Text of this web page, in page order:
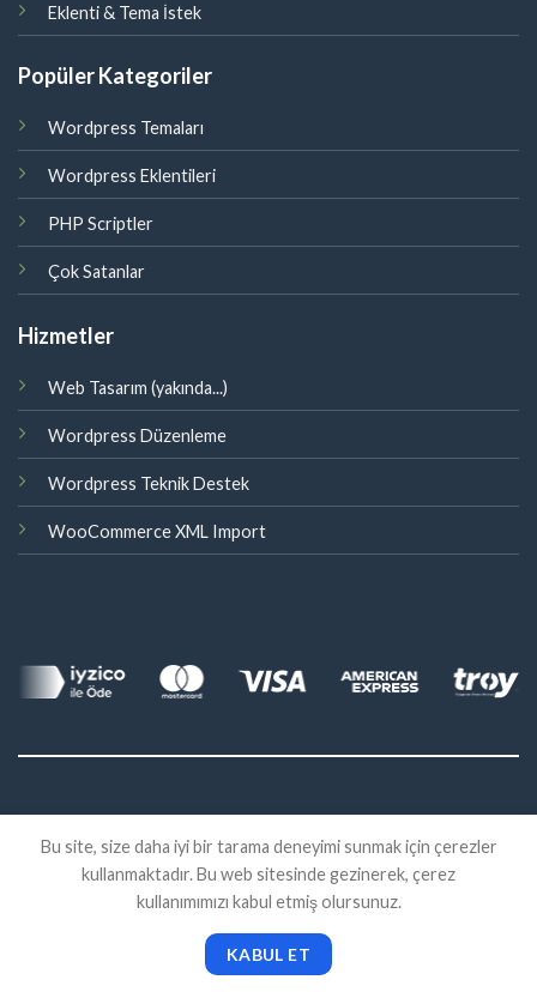
Eklenti & Tema İstek
Popüler Kategoriler
Wordpress Temaları
Wordpress Eklentileri
PHP Scriptler
Çok Satanlar
Hizmetler
Web Tasarım (yakında...)
Wordpress Düzenleme
Wordpress Teknik Destek
WooCommerce XML Import
2026 Eklenti Market
İADE SATIŞ SÖZLEŞMESI KVKK
Bu site, size daha iyi bir tarama deneyimi sunmak için çerezler
kullanmaktadır. Bu web sitesinde gezinerek, çerez
kullanımımızı kabul etmiş olursunuz.
KABUL ET